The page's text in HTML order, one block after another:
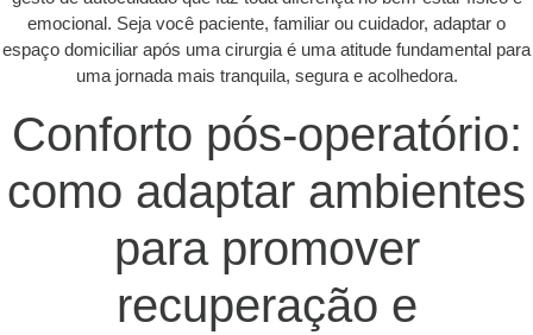
emocional. Seja você paciente, familiar ou cuidador, adaptar o
espaço domiciliar após uma cirurgia é uma atitude fundamental para
uma jornada mais tranquila, segura e acolhedora.
Conforto pós-operatório:
como adaptar ambientes
para promover
recuperação e